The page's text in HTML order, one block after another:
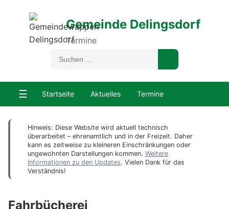
Gemeinde Delingsdorf
Termine
☰ Startseite Aktuelles Termine
Hinweis: Diese Website wird aktuell technisch
überarbeitet – ehrenamtlich und in der Freizeit. Daher
kann es zeitweise zu kleineren Einschränkungen oder
ungewohnten Darstellungen kommen. Weitere
Informationen zu den Updates. Vielen Dank für das
Verständnis!
Fahrbücherei